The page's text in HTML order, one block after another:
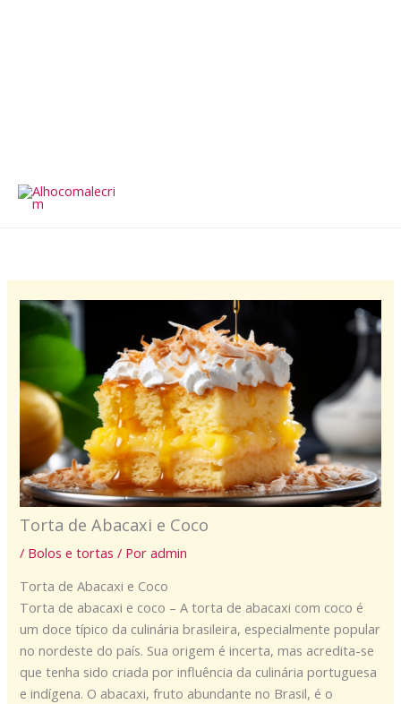
Torta de Abacaxi e Coco
/ Bolos e tortas / Poradmin
Torta de Abacaxi e Coco
Torta de abacaxi e coco – A torta de abacaxi com coco é
um doce típico da culinária brasileira, especialmente popular
no nordeste do país. Sua origem é incerta, mas acredita-se
que tenha sido criada por influência da culinária portuguesa
e indígena. O abacaxi, fruto abundante no Brasil, é o